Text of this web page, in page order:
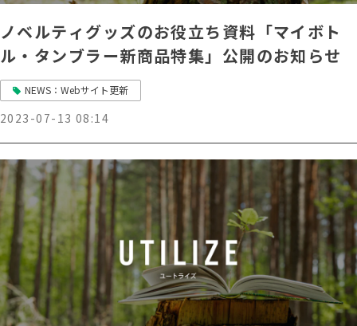
ノベルティグッズのお役立ち資料「マイボト
ル・タンブラー新商品特集」公開のお知らせ
NEWS：Webサイト更新
2023-07-13 08:14